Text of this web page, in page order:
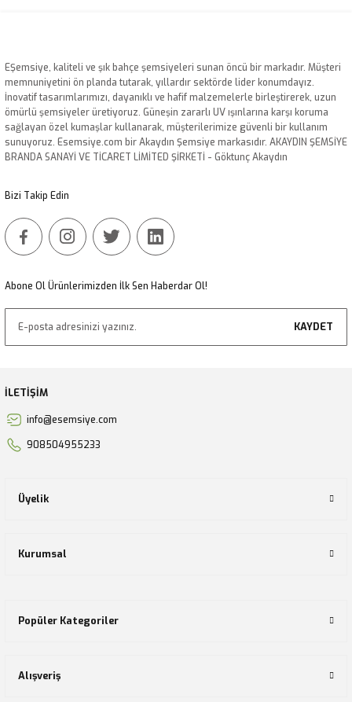
EŞemsiye, kaliteli ve şık bahçe şemsiyeleri sunan öncü bir markadır. Müşteri
memnuniyetini ön planda tutarak, yıllardır sektörde lider konumdayız.
İnovatif tasarımlarımızı, dayanıklı ve hafif malzemelerle birleştirerek, uzun
ömürlü şemsiyeler üretiyoruz. Güneşin zararlı UV ışınlarına karşı koruma
sağlayan özel kumaşlar kullanarak, müşterilerimize güvenli bir kullanım
sunuyoruz. Esemsiye.com bir Akaydın Şemsiye markasıdır. AKAYDIN ŞEMSİYE
BRANDA SANAYİ VE TİCARET LİMİTED ŞİRKETİ - Göktunç Akaydın
Bizi Takip Edin
Abone Ol Ürünlerimizden İlk Sen Haberdar Ol!
KAYDET
İLETİŞİM
info@esemsiye.com
908504955233
Üyelik
Kurumsal
Popüler Kategoriler
Alışveriş